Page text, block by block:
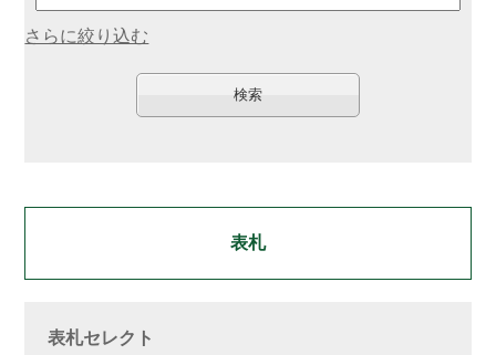
さらに絞り込む
表札
表札セレクト